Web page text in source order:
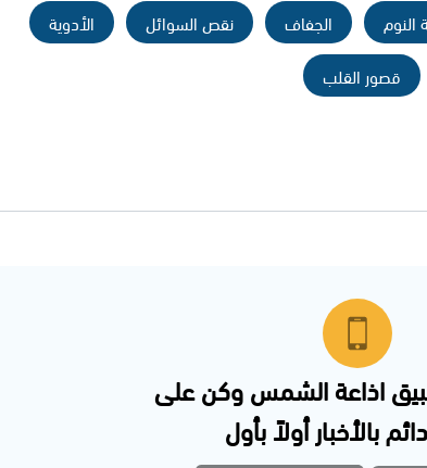
الجفاف نقص السوائل
الأدوية
قصور القلب
اذاعة الشمس وكن على
بالأخبار أولاً بأول